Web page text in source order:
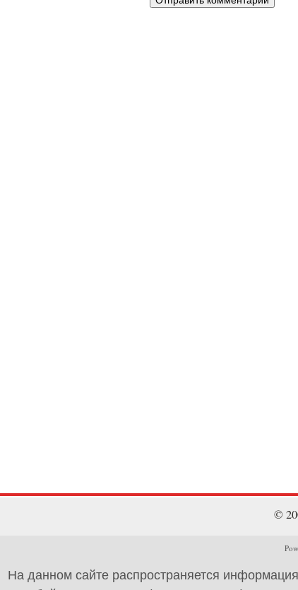
©
На данном сайте распространяется